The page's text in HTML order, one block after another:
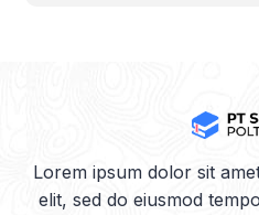
Lorem ipsum dolor sit
elit, sed do eiusmod